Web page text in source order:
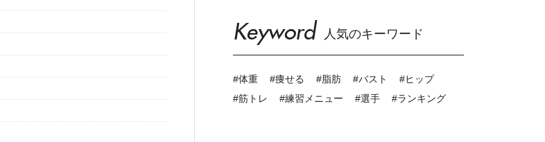
Keyword 人気のキーワード
#体重 #痩せる #脂肪 #バスト
#ヒップ
#筋トレ
#練習メニュー #選手 #ランキング